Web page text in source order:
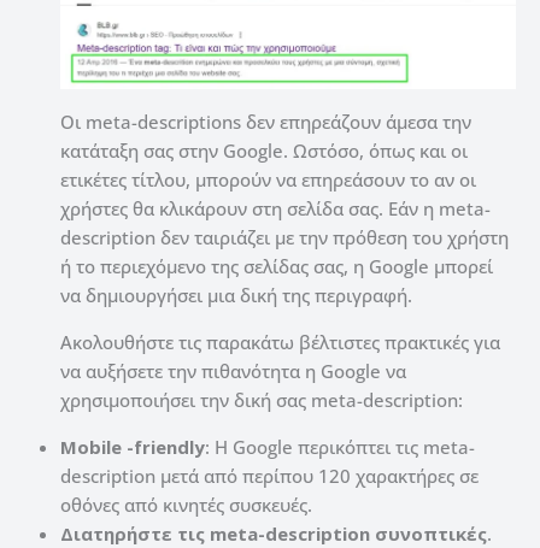
Οι meta-descriptions δεν επηρεάζουν άμεσα την
κατάταξη σας στην Google. Ωστόσο, όπως και οι
ετικέτες τίτλου, μπορούν να επηρεάσουν το αν οι
χρήστες θα κλικάρουν στη σελίδα σας. Εάν η meta-
description δεν ταιριάζει με την πρόθεση του χρήστη
ή το περιεχόμενο της σελίδας σας, η Google μπορεί
να δημιουργήσει μια δική της περιγραφή.
Ακολουθήστε τις παρακάτω βέλτιστες πρακτικές για
να αυξήσετε την πιθανότητα η Google να
χρησιμοποιήσει την δική σας meta-description:
Mobile -friendly: Η Google περικόπτει τις meta-
description μετά από περίπου 120 χαρακτήρες σε
οθόνες από κινητές συσκευές.
Διατηρήστε τις meta-description συνοπτικές.